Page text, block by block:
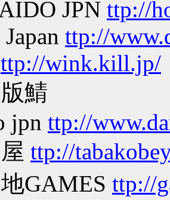
JPN ttp://
ttp://
ttp://wink.kill.jp/
鯖
jpn ttp://
ttp://
GAMES ttp://